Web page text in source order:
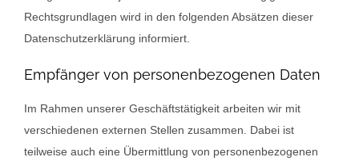
Rechtsgrundlagen wird in den folgenden Absätzen dieser
Datenschutzerklärung informiert.
Empfänger von personenbezogenen Daten
Im Rahmen unserer Geschäftstätigkeit arbeiten wir mit
verschiedenen externen Stellen zusammen. Dabei ist
teilweise auch eine Übermittlung von personenbezogenen